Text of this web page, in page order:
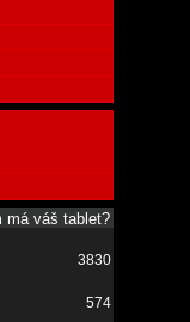
má váš tablet?
3830
574